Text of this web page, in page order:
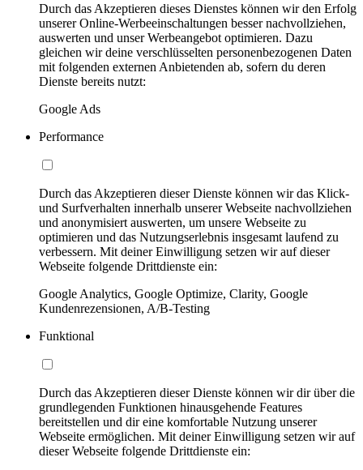
Durch das Akzeptieren dieses Dienstes können wir den Erfolg
unserer Online-Werbeeinschaltungen besser nachvollziehen,
auswerten und unser Werbeangebot optimieren. Dazu
gleichen wir deine verschlüsselten personenbezogenen Daten
mit folgenden externen Anbietenden ab, sofern du deren
Dienste bereits nutzt:
Google Ads
Performance
Durch das Akzeptieren dieser Dienste können wir das Klick-
und Surfverhalten innerhalb unserer Webseite nachvollziehen
und anonymisiert auswerten, um unsere Webseite zu
optimieren und das Nutzungserlebnis insgesamt laufend zu
verbessern. Mit deiner Einwilligung setzen wir auf dieser
Webseite folgende Drittdienste ein:
Google Analytics, Google Optimize, Clarity, Google
Kundenrezensionen, A/B-Testing
Funktional
Durch das Akzeptieren dieser Dienste können wir dir über die
grundlegenden Funktionen hinausgehende Features
bereitstellen und dir eine komfortable Nutzung unserer
Webseite ermöglichen. Mit deiner Einwilligung setzen wir auf
dieser Webseite folgende Drittdienste ein: